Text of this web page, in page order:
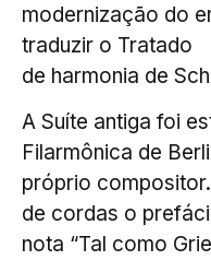
modernização do
traduzir o Tratado
de harmonia de
A Suíte antiga foi
Filarmônica de
próprio
de cordas o
nota “Tal como